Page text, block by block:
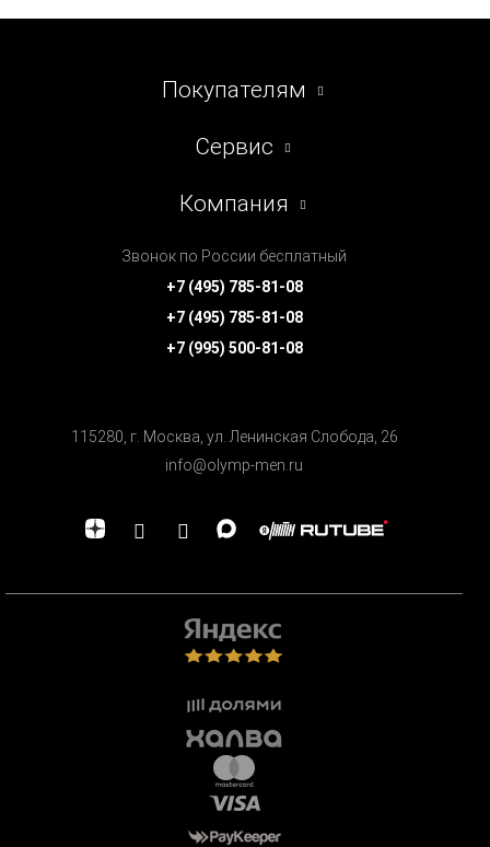
Покупателям
Сервис
Компания
Звонок по России бесплатный
+7 (495) 785-81-08
+7 (495) 785-81-08
+7 (995) 500-81-08
115280, г. Москва, ул. Ленинская Cлобода, 26
info@olymp-men.ru